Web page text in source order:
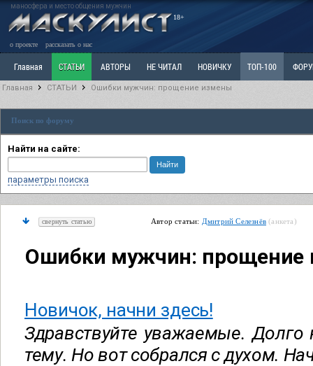
маносфера и место общения мужчин
18+
о проекте рассказать о нас
Главная СТАТЬИ АВТОРЫ НЕ ЧИТАЛ НОВИЧКУ ТОП-100
Ветка: Расстаюсь или Развожусь. САНЧАС Ветка: Наболевшее. Выскажись!
РАЗДЕЛ: Разное
Главная СТАТЬИ Ошибки мужчин: прощение измены
Поиск по форуму
Найти на сайте:
параметры поиска
свернуть статью Автор статьи: Дмитрий Селезнёв (анкета)
Ошибки мужчин: прощение
Новичок, начни здесь!
Здравствуйте уважаемые. Долго
тему. Но вот собрался с духом.